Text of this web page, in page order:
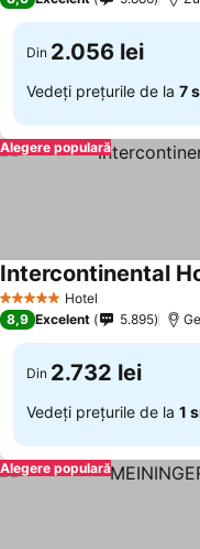
Din 2.056 lei
Vedeți prețurile de la 7
Alegere populară
5 Stele Hotel
Intercontinental
8,9 Excelent 5.895
Din 2.732 lei
Vedeți prețurile de la 1
Alegere populară